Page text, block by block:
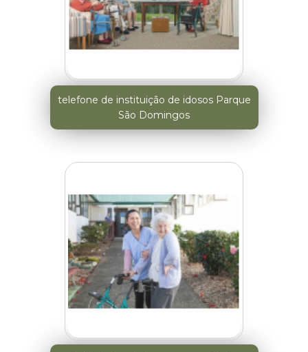
telefone de instituição de idosos Parque
São Domingos